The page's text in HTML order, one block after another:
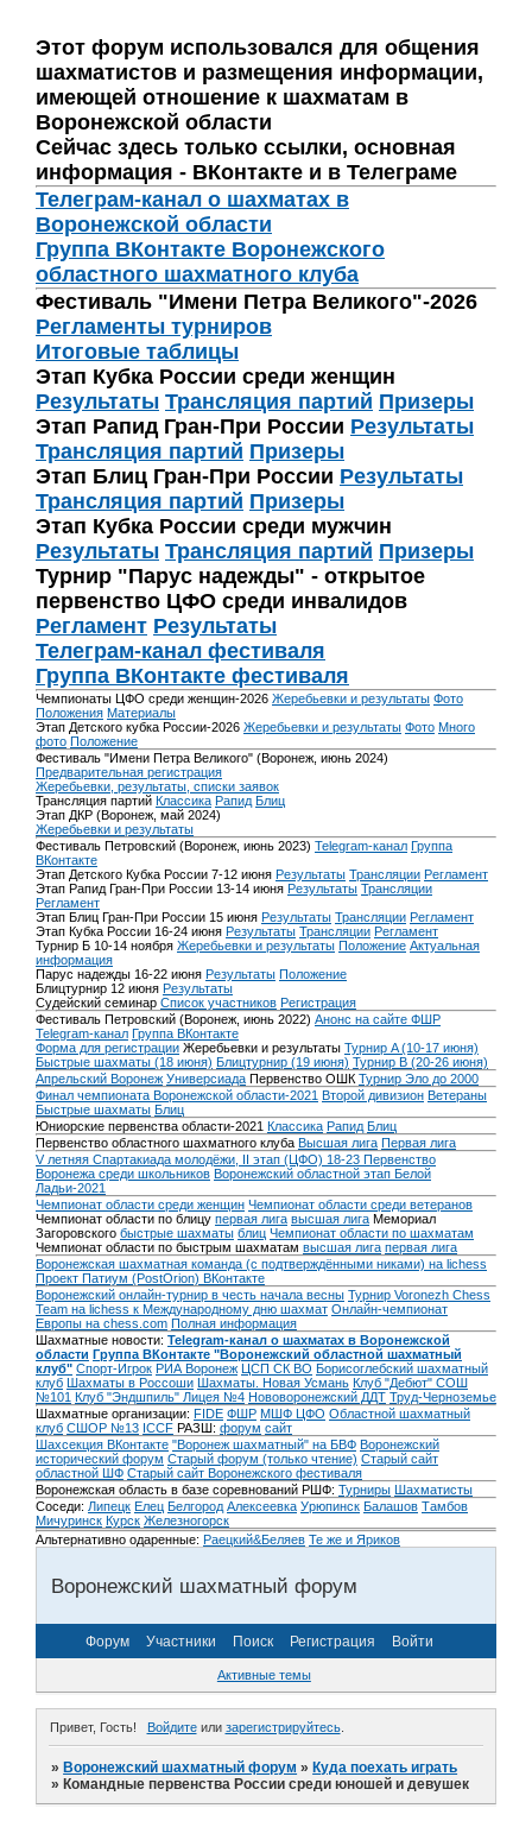
Этот форум использовался для общения
шахматистов и размещения информации,
имеющей отношение к шахматам в
Воронежской области
Сейчас здесь только ссылки, основная
информация - ВКонтакте и в Телеграме
Телеграм-канал о шахматах в
Воронежской области
Группа ВКонтакте Воронежского
областного шахматного клуба
Фестиваль "Имени Петра Великого"-2026
Регламенты турниров
Итоговые таблицы
Этап Кубка России среди женщин
Результаты Трансляция партий Призеры
Этап Рапид Гран-При России Результаты
Трансляция партий Призеры
Этап Блиц Гран-При России Результаты
Трансляция партий Призеры
Этап Кубка России среди мужчин
Результаты Трансляция партий Призеры
Турнир "Парус надежды" - открытое
первенство ЦФО среди инвалидов
Регламент Результаты
Телеграм-канал фестиваля
Группа ВКонтакте фестиваля
Чемпионаты ЦФО среди женщин-2026 Жеребьевки и результаты Фото
Положения Материалы
Этап Детского кубка России-2026 Жеребьевки и результаты Фото Много
фото Положение
Фестиваль "Имени Петра Великого" (Воронеж, июнь 2024)
Предварительная регистрация
Жеребьевки, результаты, списки заявок
Трансляция партий Классика Рапид Блиц
Этап ДКР (Воронеж, май 2024)
Жеребьевки и результаты
Фестиваль Петровский (Воронеж, июнь 2023) Telegram-канал Группа
ВКонтакте
Этап Детского Кубка России 7-12 июня Результаты Трансляции Регламент
Этап Рапид Гран-При России 13-14 июня Результаты Трансляции
Регламент
Этап Блиц Гран-При России 15 июня Результаты Трансляции Регламент
Этап Кубка России 16-24 июня Результаты Трансляции Регламент
Турнир Б 10-14 ноября Жеребьевки и результаты Положение Актуальная
информация
Парус надежды 16-22 июня Результаты Положение
Блицтурнир 12 июня Результаты
Судейский семинар Список участников Регистрация
Фестиваль Петровский (Воронеж, июнь 2022) Анонс на сайте ФШР
Telegram-канал Группа ВКонтакте
Форма для регистрации Жеребьевки и результаты Турнир A (10-17 июня)
Быстрые шахматы (18 июня) Блицтурнир (19 июня) Турнир B (20-26 июня)
Апрельский Воронеж Универсиада Первенство ОШК Турнир Эло до 2000
Финал чемпионата Воронежской области-2021 Второй дивизион Ветераны
Быстрые шахматы Блиц
Юниорские первенства области-2021 Классика Рапид Блиц
Первенство областного шахматного клуба Высшая лига Первая лига
V летняя Спартакиада молодёжи, II этап (ЦФО) 18-23 Первенство
Воронежа среди школьников Воронежский областной этап Белой
Ладьи-2021
Чемпионат области среди женщин Чемпионат области среди ветеранов
Чемпионат области по блицу первая лига высшая лига Мемориал
Загоровского быстрые шахматы блиц Чемпионат области по шахматам
Чемпионат области по быстрым шахматам высшая лига первая лига
Воронежская шахматная команда (с подтверждёнными никами) на lichess
Проект Патиум (PostOrion) ВКонтакте
Воронежский онлайн-турнир в честь начала весны Турнир Voronezh Chess
Team на lichess к Международному дню шахмат Онлайн-чемпионат
Европы на chess.com Полная информация
Шахматные новости: Telegram-канал о шахматах в Воронежской
области Группа ВКонтакте "Воронежский областной шахматный
клуб" Спорт-Игрок РИА Воронеж ЦСП СК ВО Борисоглебский шахматный
клуб Шахматы в Россоши Шахматы. Новая Усмань Клуб "Дебют" СОШ
№101 Клуб "Эндшпиль" Лицея №4 Нововоронежский ДДТ Труд-Черноземье
Шахматные организации: FIDE ФШР МШФ ЦФО Областной шахматный
клуб СШОР №13 ICCF РАЗШ: форум сайт
Шахсекция ВКонтакте "Воронеж шахматный" на БВФ Воронежский
исторический форум Cтарый форум (только чтение) Старый сайт
областной ШФ Старый сайт Воронежского фестиваля
Воронежская область в базе соревнований РШФ: Турниры Шахматисты
Соседи: Липецк Елец Белгород Алексеевка Урюпинск Балашов Тамбов
Мичуринск Курск Железногорск
Альтернативно одаренные: Раецкий&Беляев Те же и Яриков
Воронежский шахматный форум
Форум Участники Поиск Регистрация Войти
Активные темы
Привет, Гость! Войдитеили зарегистрируйтесь.
»Воронежский шахматный форум »Куда поехать играть
»Командные первенства России среди юношей и девушек